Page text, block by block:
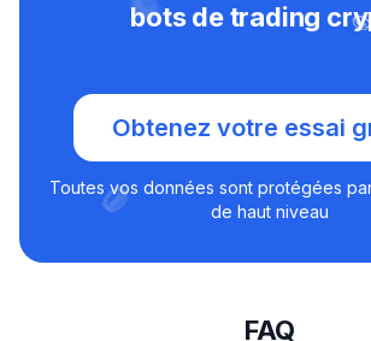
bots de trading
Obtenez votre essai
Toutes vos données sont protégées
de haut niveau
FAQ